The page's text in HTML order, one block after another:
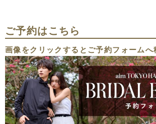
ご予約はこちら
画像をクリックするとご予約フォームへ